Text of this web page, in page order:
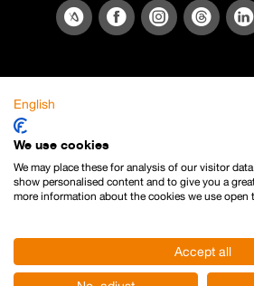
English
We use cookies
We may place these for analysis of our visitor
show personalised content and to give you a
more information about the cookies we use open
Accept all